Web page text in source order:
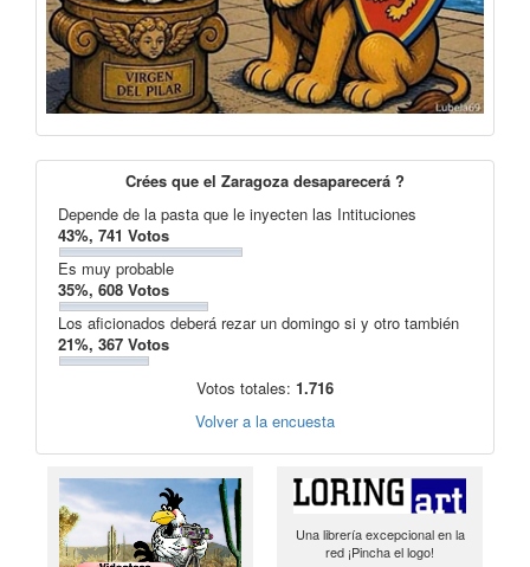
Crées que el Zaragoza desaparecerá ?
Depende de la pasta que le inyecten las Intituciones
43%, 741 Votos
Es muy probable
35%, 608 Votos
Los aficionados deberá rezar un domingo si y otro también
21%, 367 Votos
Votos totales: 1.716
Volver a la encuesta
Una librería excepcional en la
red ¡Pincha el logo!